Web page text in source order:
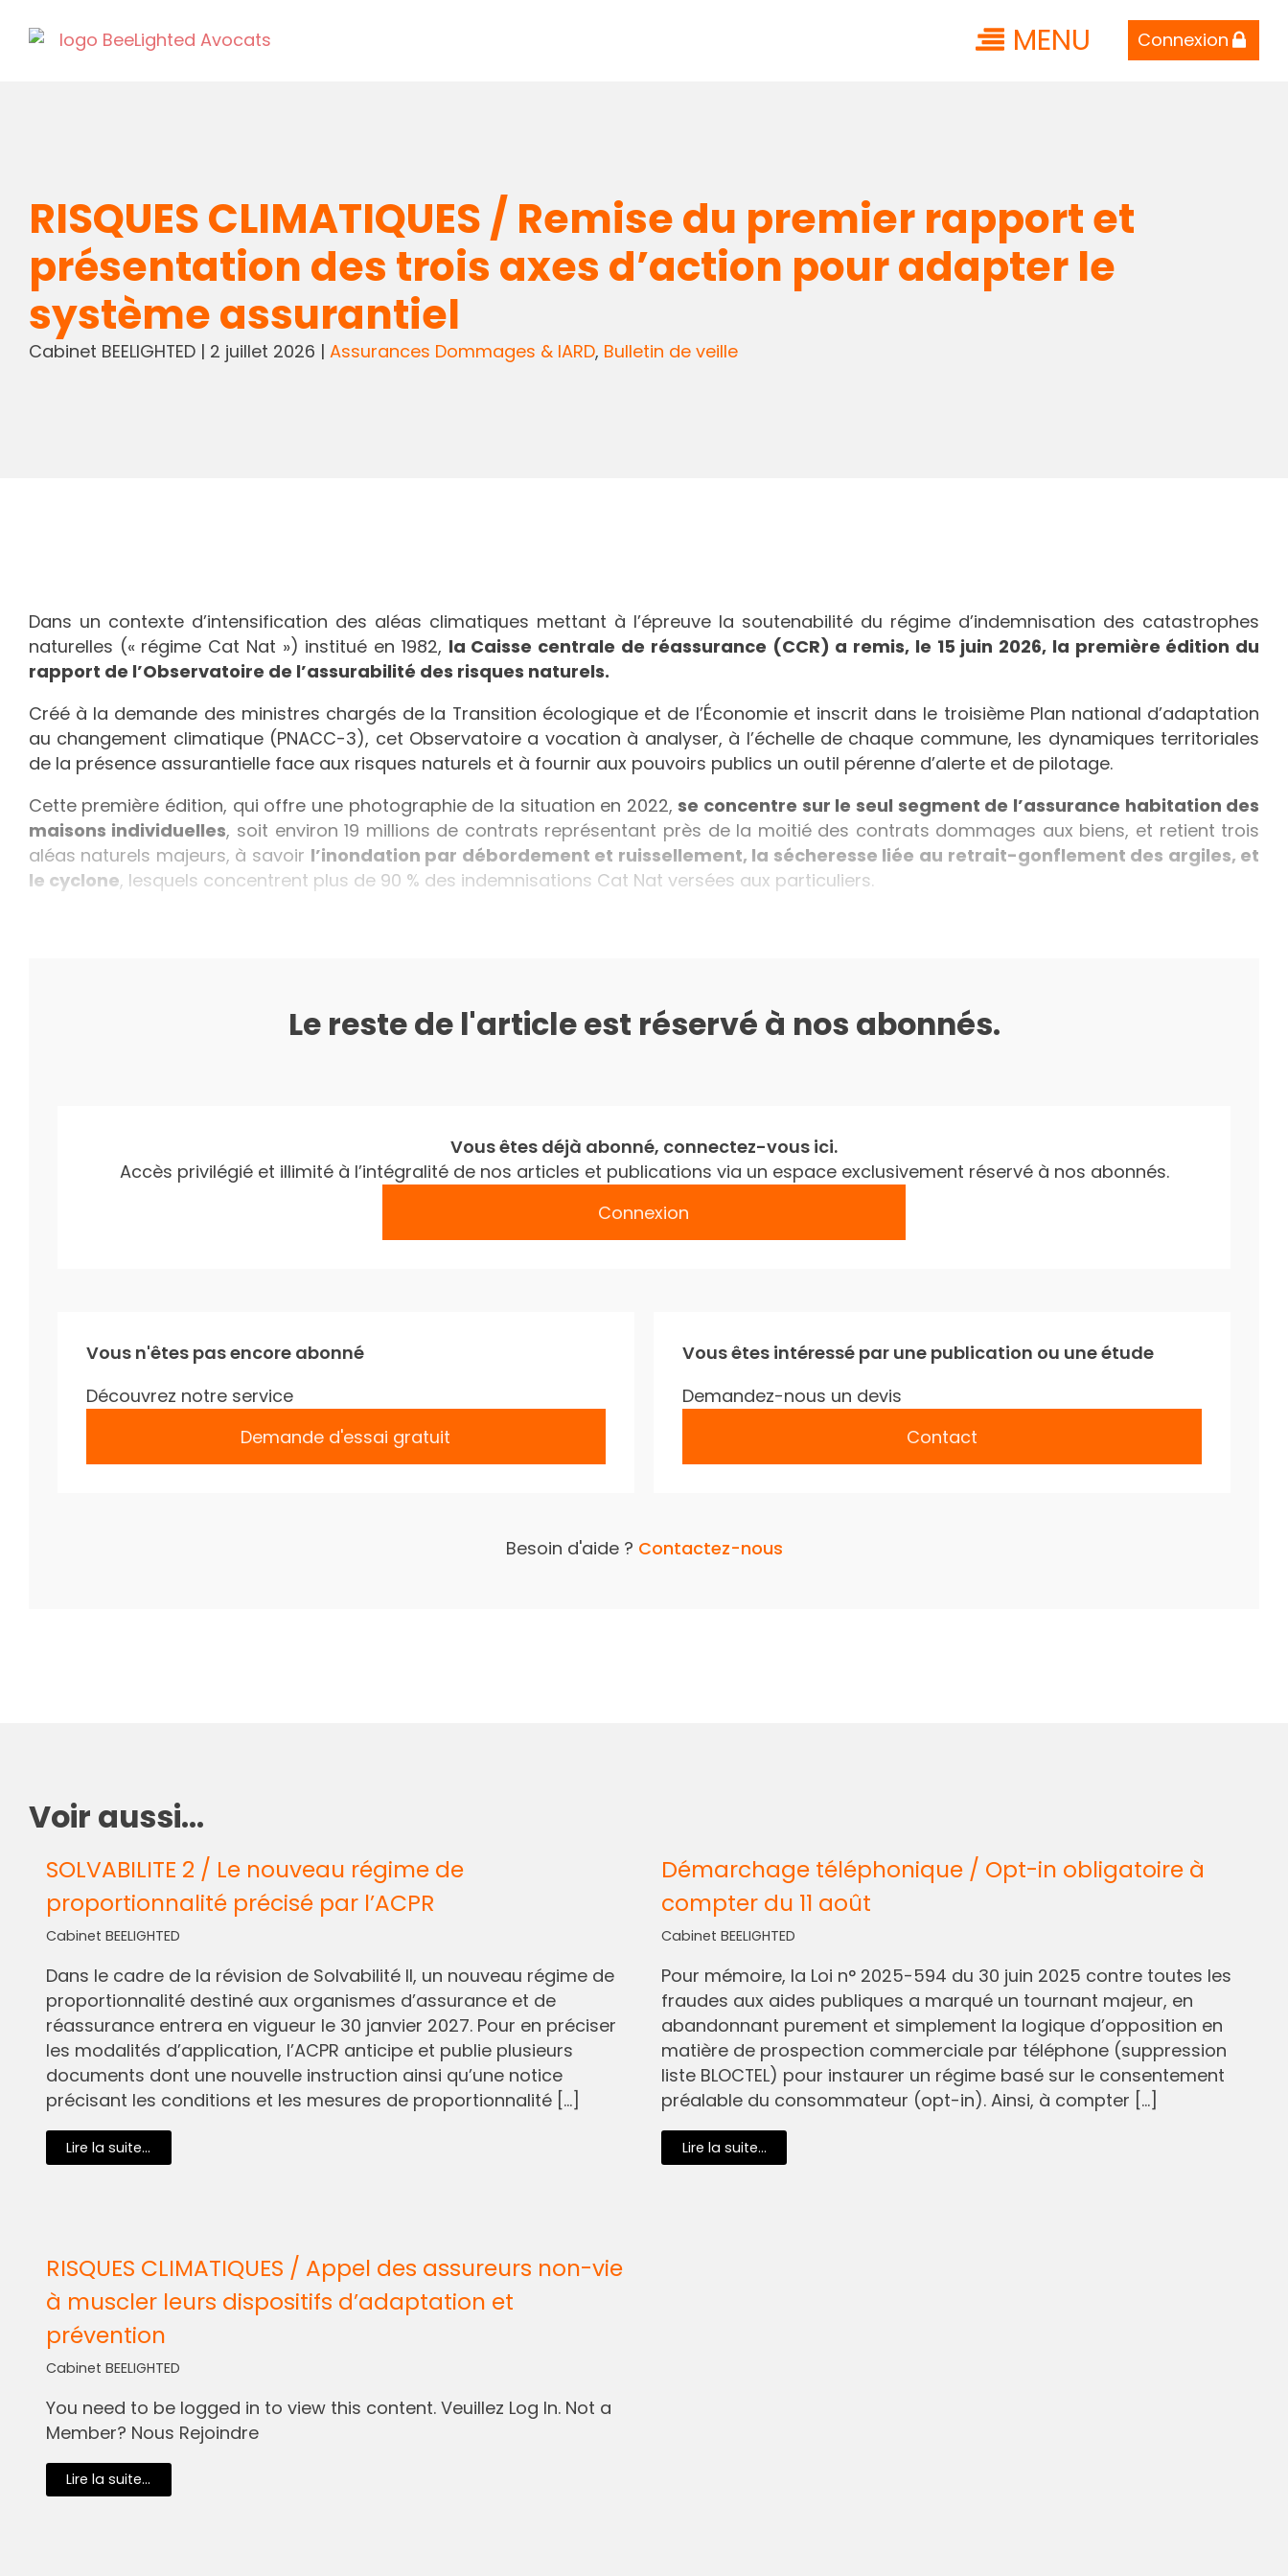
MENU Connexion
RISQUES CLIMATIQUES / Remise du premier rapport et
présentation des trois axes d’action pour adapter le
système assurantiel
Cabinet BEELIGHTED| 2 juillet 2026 | Assurances Dommages & IARD, Bulletin de veille
Dans un contexte d’intensification des aléas climatiques mettant à l’épreuve la soutenabilité du régime d’indemnisation des catastrophes
naturelles (« régime Cat Nat ») institué en 1982, la Caisse centrale de réassurance (CCR) a remis, le 15 juin 2026, la première édition du
rapport de l’Observatoire de l’assurabilité des risques naturels.
Créé à la demande des ministres chargés de la Transition écologique et de l’Économie et inscrit dans le troisième Plan national d’adaptation
au changement climatique (PNACC-3), cet Observatoire a vocation à analyser, à l’échelle de chaque commune, les dynamiques territoriales
de la présence assurantielle face aux risques naturels et à fournir aux pouvoirs publics un outil pérenne d’alerte et de pilotage.
Cette première édition, qui offre une photographie de la situation en 2022, se concentre sur le seul segment de l’assurance habitation des
maisons individuelles, soit environ 19 millions de contrats représentant près de la moitié des contrats dommages aux biens, et retient trois
aléas naturels majeurs, à savoir l’inondation par débordement et ruissellement, la sécheresse liée au retrait-gonflement des argiles, et
le cyclone, lesquels concentrent plus de 90 % des indemnisations Cat Nat versées aux particuliers.
Le reste de l'article est réservé à nos abonnés.
Vous êtes déjà abonné, connectez-vous ici.
Accès privilégié et illimité à l’intégralité de nos articles et publications via un espace exclusivement réservé à nos abonnés.
Connexion
Vous n'êtes pas encore abonné
Découvrez notre service
Demande d'essai gratuit
Vous êtes intéressé par une publication ou une étude
Demandez-nous un devis
Contact
Besoin d'aide ? Contactez-nous
Voir aussi...
SOLVABILITE 2 / Le nouveau régime de
proportionnalité précisé par l’ACPR
Cabinet BEELIGHTED
Dans le cadre de la révision de Solvabilité II, un nouveau régime de
proportionnalité destiné aux organismes d’assurance et de
réassurance entrera en vigueur le 30 janvier 2027. Pour en préciser
les modalités d’application, l’ACPR anticipe et publie plusieurs
documents dont une nouvelle instruction ainsi qu’une notice
précisant les conditions et les mesures de proportionnalité […]
Lire la suite...
Démarchage téléphonique / Opt-in obligatoire à
compter du 11 août
Cabinet BEELIGHTED
Pour mémoire, la Loi n° 2025-594 du 30 juin 2025 contre toutes les
fraudes aux aides publiques a marqué un tournant majeur, en
abandonnant purement et simplement la logique d’opposition en
matière de prospection commerciale par téléphone (suppression
liste BLOCTEL) pour instaurer un régime basé sur le consentement
préalable du consommateur (opt-in). Ainsi, à compter […]
Lire la suite...
RISQUES CLIMATIQUES / Appel des assureurs non-vie
à muscler leurs dispositifs d’adaptation et
prévention
Cabinet BEELIGHTED
You need to be logged in to view this content. Veuillez Log In. Not a
Member? Nous Rejoindre
Lire la suite...